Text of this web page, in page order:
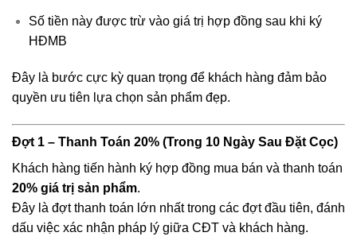
Số tiền này được trừ vào giá trị hợp đồng sau khi ký
HĐMB
Đây là bước cực kỳ quan trọng để khách hàng đảm bảo
quyền ưu tiên lựa chọn sản phẩm đẹp.
Đợt 1 – Thanh Toán 20% (Trong 10 Ngày Sau Đặt Cọc)
Khách hàng tiến hành ký hợp đồng mua bán và thanh toán
20% giá trị sản phẩm.
Đây là đợt thanh toán lớn nhất trong các đợt đầu tiên, đánh
dấu việc xác nhận pháp lý giữa CĐT và khách hàng.